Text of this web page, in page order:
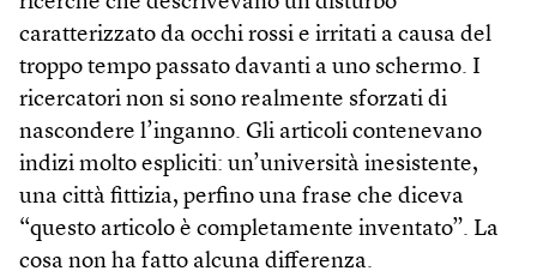
caratterizzato da occhi rossi e irritati a causa del
troppo tempo passato davanti a uno schermo. I
ricercatori non si sono realmente sforzati di
nascondere l’inganno. Gli articoli contenevano
indizi molto espliciti: un’università inesistente,
una città fittizia, perfino una frase che diceva
“questo articolo è completamente inventato”. La
cosa non ha fatto alcuna differenza.